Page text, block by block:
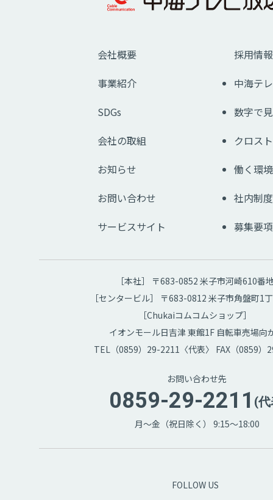
会社概要
事業紹介
SDGs
会社の取組
お知らせ
お問い合わせ
サービスサイト
採用情報
中海テ
数字で
クロス
働く環境
社内制度
募集要項
［本社］ 〒683-0852 米子市河崎610番
［センタービル］ 〒683-0812 米子市角盤町1
［Chukaiコムコムショップ］
イオンモール日吉津 東館1F 自転車売場向
TEL（0859）29-2211〈代表〉 FAX（0859）
お問い合わせ先
0859-29-2211 (
月～金（祝日除く） 9:15～18:00
FOLLOW US